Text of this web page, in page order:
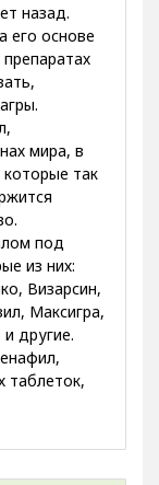
назад.
его основе
мира, в
которые так
под
из них:
Визарсин,
Максигра,
другие.
таблеток,